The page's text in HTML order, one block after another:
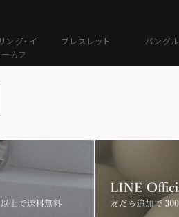
ング・イ
カフ
ブレスレット バングル
ロゴ